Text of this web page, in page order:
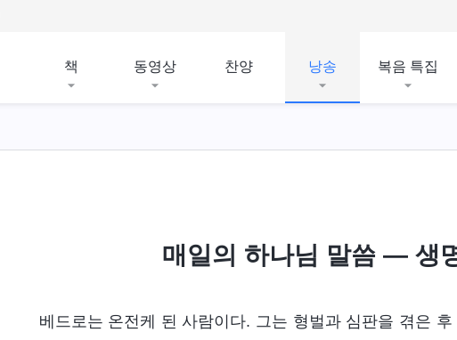
책 동영상 찬양 낭송 복음 특집
매일의 하나님 말씀 ― 생
베드로는 온전케 된 사람이다. 그는 형벌과 심판을 겪은